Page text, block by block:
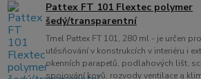
Pattex FT 101 Flextec polymer
šedý/transparentní
Tmel Pattex FT 101, 280 ml - je určen
utěsňování v konstrukcích v interiéru i
okenních parapetů, podlahových lišt,
spojování kovů, rozvody ventilace a